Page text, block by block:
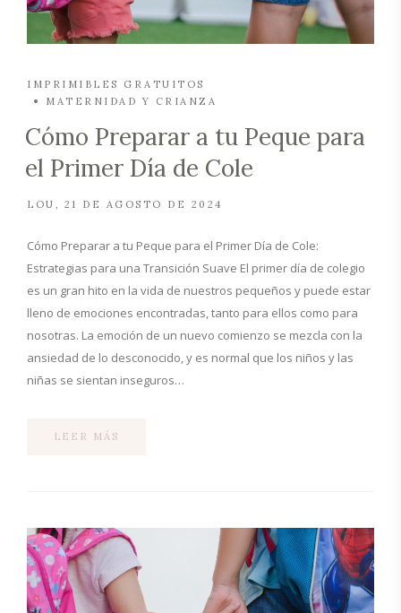
IMPRIMIBLES GRATUITOS
MATERNIDAD Y CRIANZA
Cómo Preparar a tu Peque para
el Primer Día de Cole
LOU 21 DE AGOSTO DE 2024
Cómo Preparar a tu Peque para el Primer Día de Cole:
Estrategias para una Transición Suave El primer día de colegio
es un gran hito en la vida de nuestros pequeños y puede estar
lleno de emociones encontradas, tanto para ellos como para
nosotras. La emoción de un nuevo comienzo se mezcla con la
ansiedad de lo desconocido, y es normal que los niños y las
niñas se sientan inseguros…
LEER MÁS